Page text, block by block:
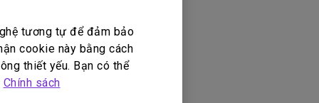
tương tự để đảm bảo
cookie này bằng cách
thiết yếu. Bạn có thể
Chính sách